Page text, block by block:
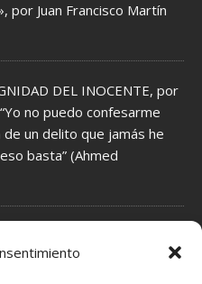
por Juan Francisco Martín
DEL INOCENTE, por
no puedo confesarme
un delito que jamás he
basta” (Ahmed